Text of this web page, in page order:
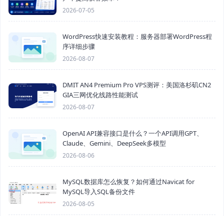
2026-07-05
WordPress快速安装教程：服务器部署WordPress程
序详细步骤
2026-08-07
DMIT AN4 Premium Pro VPS测评：美国洛杉矶CN2
GIA三网优化线路性能测试
2026-08-07
OpenAI API兼容接口是什么？一个API调用GPT、
Claude、Gemini、DeepSeek多模型
2026-08-06
MySQL数据库怎么恢复？如何通过Navicat for
MySQL导入SQL备份文件
2026-08-05